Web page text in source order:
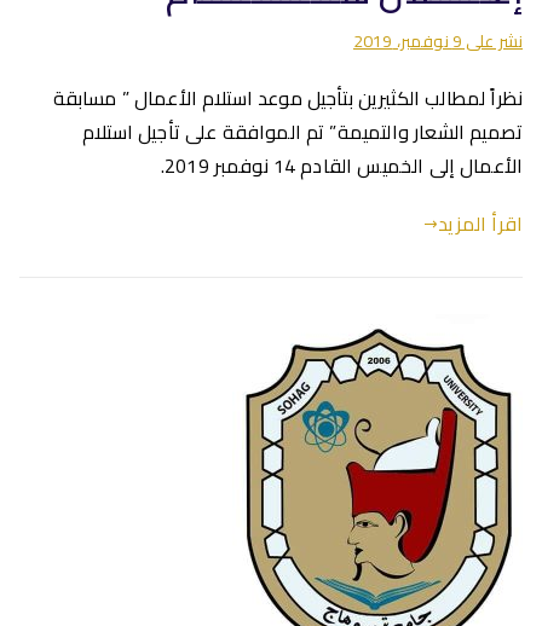
نشر على9 نوفمبر، 2019
نظراً لمطالب الكثيرين بتأجيل موعد استلام الأعمال ” مسابقة
تصميم الشعار والتميمة” تم الموافقة على تأجيل استلام
الأعمال إلى الخميس القادم 14 نوفمبر 2019.
اقرأ المزيد